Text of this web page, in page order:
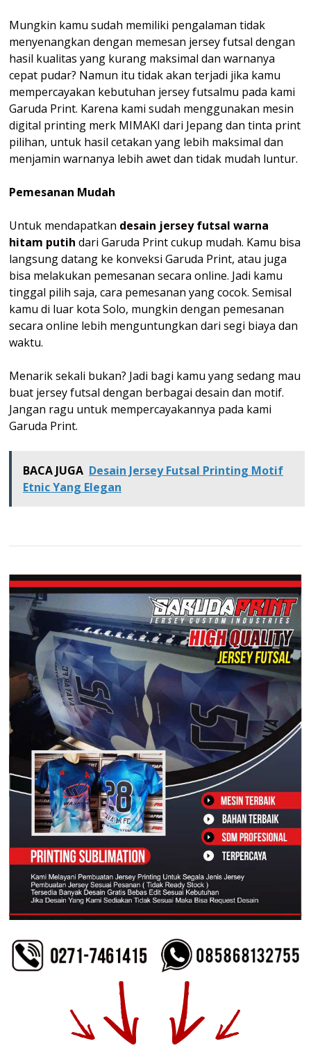
Mungkin kamu sudah memiliki pengalaman tidak
menyenangkan dengan memesan jersey futsal dengan
hasil kualitas yang kurang maksimal dan warnanya
cepat pudar? Namun itu tidak akan terjadi jika kamu
mempercayakan kebutuhan jersey futsalmu pada kami
Garuda Print. Karena kami sudah menggunakan mesin
digital printing merk MIMAKI dari Jepang dan tinta print
pilihan, untuk hasil cetakan yang lebih maksimal dan
menjamin warnanya lebih awet dan tidak mudah luntur.
Pemesanan Mudah
Untuk mendapatkan desain jersey futsal warna
hitam putih dari Garuda Print cukup mudah. Kamu bisa
langsung datang ke konveksi Garuda Print, atau juga
bisa melakukan pemesanan secara online. Jadi kamu
tinggal pilih saja, cara pemesanan yang cocok. Semisal
kamu di luar kota Solo, mungkin dengan pemesanan
secara online lebih menguntungkan dari segi biaya dan
waktu.
Menarik sekali bukan? Jadi bagi kamu yang sedang mau
buat jersey futsal dengan berbagai desain dan motif.
Jangan ragu untuk mempercayakannya pada kami
Garuda Print.
BACA JUGA Desain Jersey Futsal Printing Motif
Etnic Yang Elegan